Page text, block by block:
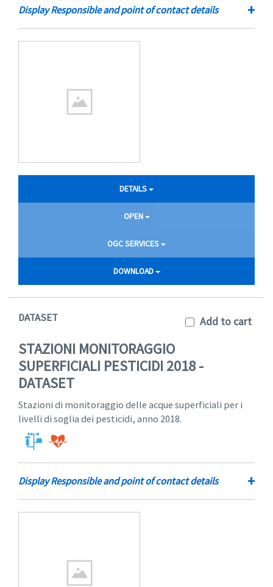
Display Responsible and point of contact details +
DETAILS
OPEN
OGC SERVICES
DOWNLOAD
DATASET Add to cart
STAZIONI MONITORAGGIO
SUPERFICIALI PESTICIDI 2018 -
DATASET
Stazioni di monitoraggio delle acque superficiali per i
livelli di soglia dei pesticidi, anno 2018.
Display Responsible and point of contact details +